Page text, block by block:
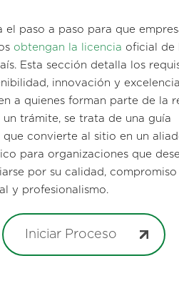
el paso a paso para que
obtengan la licencia oficial de
Esta sección detalla los
innovación y
a quienes forman parte de la
un trámite, se trata de una guía
que convierte al sitio en un
para organizaciones que
por su calidad, compromiso
y profesionalismo.
Iniciar Proceso